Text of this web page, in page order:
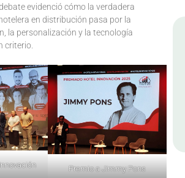
evidenció cómo la verdadera
en distribución pasa por la
la personalización y la tecnología
criterio.
Premio a Jimmy Pons